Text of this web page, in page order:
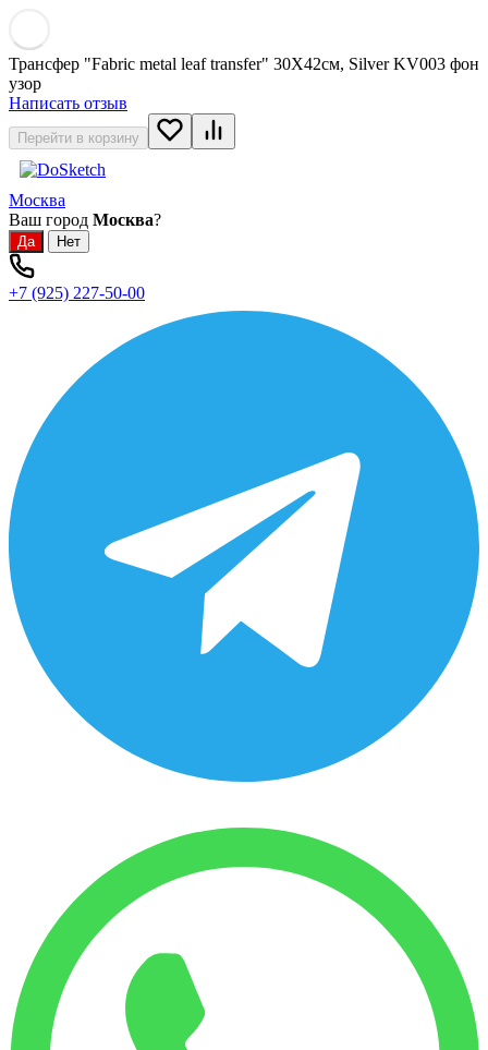
Трансфер "Fabric metal leaf transfer" 30X42см, Silver KV003 фон
узор
Написать отзыв
Перейти в корзину
Москва
Ваш город Москва?
+7 (925) 227-50-00